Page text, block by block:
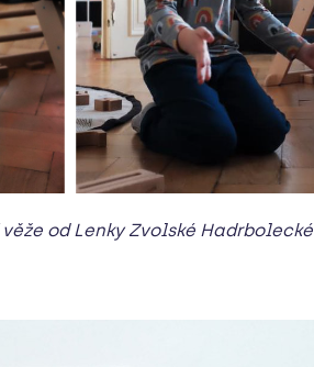
od Lenky Zvolské Hadrbolecké